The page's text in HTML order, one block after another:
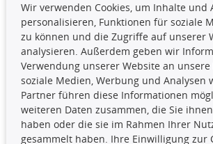
Die hier
insbesondere die
dürfen nicht
unterlassen, die Daten oder die gesamte
vorherige Zustimmung TecDocs zu
verbreiten und/oder diese Handlungen
zu lassen. Ein Zuwiderhandeln stellt eine
Urheberrechtsverletzung dar und wird
Wir verwenden Cookies, um Inhalte und
personalisieren, Funktionen für soziale
zu können und die Zugriffe auf unserer
analysieren. Außerdem geben wir
Verwendung unserer Website an
soziale Medien, Werbung und Analysen
Partner führen diese Informationen
weiteren Daten zusammen, die Sie
haben oder die sie im Rahmen Ihrer
gesammelt haben. Ihre Einwilligung zur